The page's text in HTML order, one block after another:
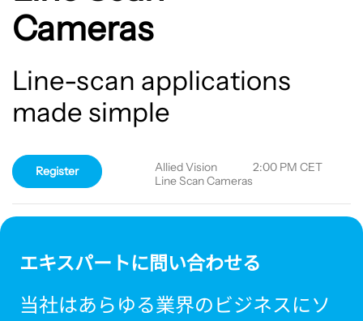
Cameras
Line-scan applications
made simple
Register 2:00 PM CET
Allied Vision
Line Scan Cameras
エキスパートに問い合わせる
当社はあらゆる業界のビジネスにソ